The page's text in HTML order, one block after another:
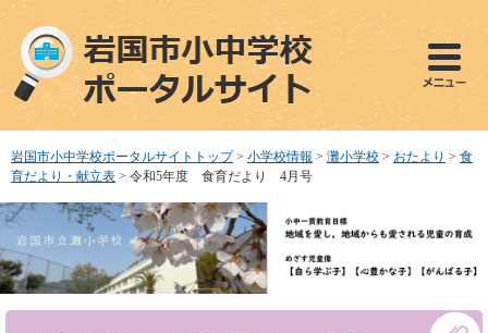
ペ
で
す
メ
ば
し
本
へ
岩国市小中学校ポータルサイトトップ > 小学校情報 > 灘小学校 > おたより > 食
育だより・献立表 > 令和5年度 食育だより 4月号